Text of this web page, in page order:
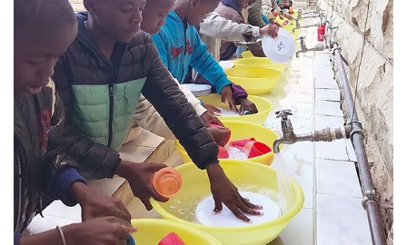
题
公
益
慈
善